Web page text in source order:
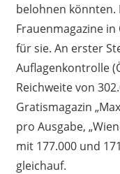
belohnen könnten.
Frauenmagazine
für sie. An erster
Auflagenkontrolle
Reichweite von 302.
Gratismagazin
pro Ausgabe,
mit 177.000 und 171
gleichauf.